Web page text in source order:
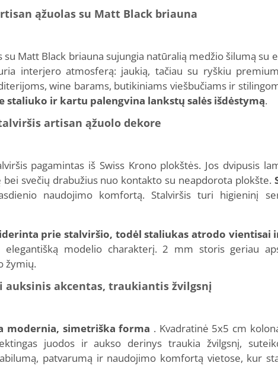
ąžuolas su Matt Black briauna
su Matt Black briauna sujungia natūralią medžio šilumą
interjero atmosferą: jaukią, tačiau su ryškiu
wine barams, butikiniams viešbučiams ir
ir kartu palengvina lankstų salės išdėstymą.
artisan ąžuolo dekore
pagamintas iš Swiss Krono plokštės. Jos dvipusis
svečių drabužius nuo kontakto su neapdorota plokšte.
naudojimo komfortą. Stalviršis turi higieninį
prie stalviršio, todėl staliukas atrodo vientisai
modelio charakterį. 2 mm storis geriau
žymių.
auksinis akcentas, traukiantis žvilgsnį
modernia, simetriška forma . Kvadratinė 5x5 cm
juodos ir aukso derinys traukia žvilgsnį,
patvarumą ir naudojimo komfortą vietose, kur